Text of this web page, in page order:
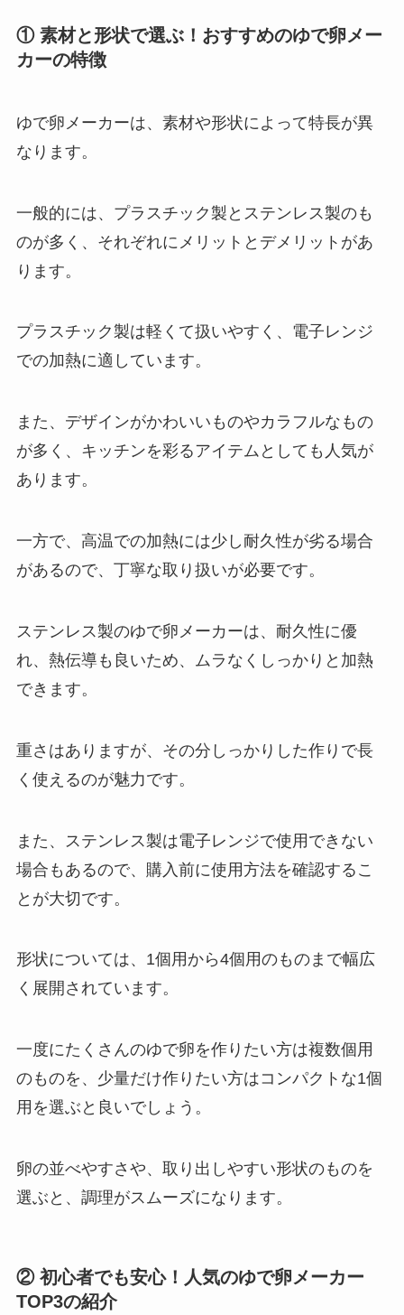
① 素材と形状で選ぶ！おすすめのゆで卵メー
カーの特徴
ゆで卵メーカーは、素材や形状によって特長が異
なります。
一般的には、プラスチック製とステンレス製のも
のが多く、それぞれにメリットとデメリットがあ
ります。
プラスチック製は軽くて扱いやすく、電子レンジ
での加熱に適しています。
また、デザインがかわいいものやカラフルなもの
が多く、キッチンを彩るアイテムとしても人気が
あります。
一方で、高温での加熱には少し耐久性が劣る場合
があるので、丁寧な取り扱いが必要です。
ステンレス製のゆで卵メーカーは、耐久性に優
れ、熱伝導も良いため、ムラなくしっかりと加熱
できます。
重さはありますが、その分しっかりした作りで長
く使えるのが魅力です。
また、ステンレス製は電子レンジで使用できない
場合もあるので、購入前に使用方法を確認するこ
とが大切です。
形状については、1個用から4個用のものまで幅広
く展開されています。
一度にたくさんのゆで卵を作りたい方は複数個用
のものを、少量だけ作りたい方はコンパクトな1個
用を選ぶと良いでしょう。
卵の並べやすさや、取り出しやすい形状のものを
選ぶと、調理がスムーズになります。
② 初心者でも安心！人気のゆで卵メーカー
TOP3の紹介